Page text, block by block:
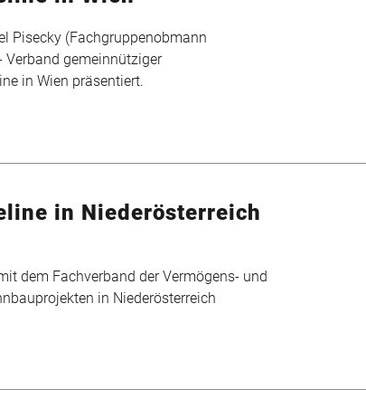
Pisecky (Fachgruppenobmann
Verband gemeinnütziger
in Wien präsentiert.
in Niederösterreich
dem Fachverband der Vermögens- und
in Niederösterreich